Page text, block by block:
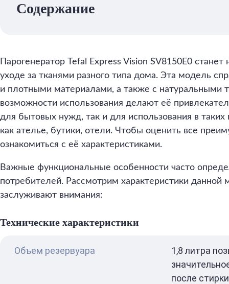
Содержание
Парогенератор Tefal Express Vision SV8150E0
уходе за тканями разного типа дома. Эта модель
и плотными материалами, а также с натуральными
возможности использования делают её
для бытовых нужд, так и для использования в
как ателье, бутики, отели. Чтобы оценить все
ознакомиться с её характеристиками.
Важные функциональные особенности часто
потребителей. Рассмотрим характеристики данной
заслуживают внимания:
Технические характеристики
Объем резервуара
1,8 литра
после стирки